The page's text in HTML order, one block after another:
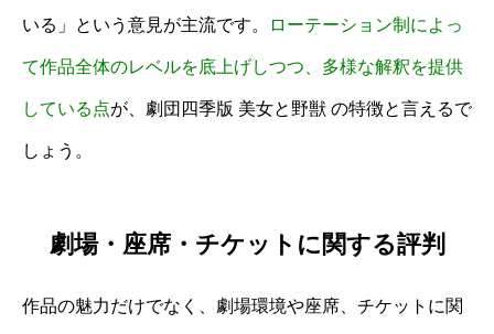
いる」という意見が主流です。 ローテーション制によっ
て作品全体のレベルを底上げしつつ、多様な解釈を提供
している点が、劇団四季版 美女と野獣 の特徴と言えるで
しょう。
劇場・座席・チケットに関する評判
作品の魅力だけでなく、劇場環境や座席、チケットに関